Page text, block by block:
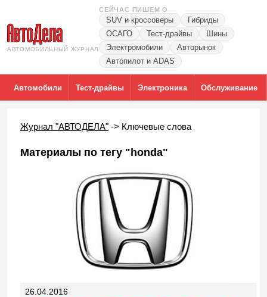
АВТОМОБИЛЬНЫЙ ЖУРНАЛ
СЕЙЧАС ПИШЕМ О
SUV и кроссоверы
Гибриды
ОСАГО
Тест-драйвы
Шины
Электромобили
Авторынок
Автопилот и ADAS
Автомобили Тест-драйвы Электроника Обслуживание
Журнал "АВТОДЕЛА" -> Ключевые слова
Материалы по тегу "honda"
26.04.2016